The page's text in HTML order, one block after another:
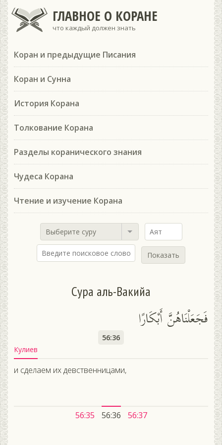
ГЛАВНОЕ О КОРАНЕ
что каждый должен знать
Коран и предыдущие Писания
Коран и Сунна
История Корана
Толкование Корана
Разделы коранического знания
Чудеса Корана
Чтение и изучение Корана
Выберите суру
Показать
Сура аль-Вакийа
فَجَعَلْنَاهُنَّ أَبْكَارًا
56:36
Кулиев
и сделаем их девственницами,
56:35 56:36 56:37